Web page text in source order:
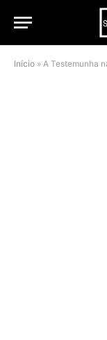
Início » A Testemunha